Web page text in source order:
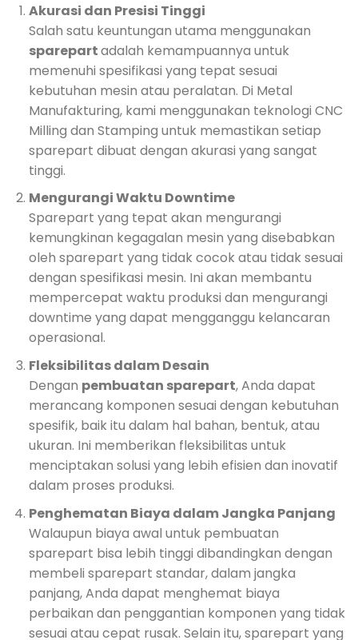
Akurasi dan Presisi Tinggi
Salah satu keuntungan utama menggunakan
sparepartadalah kemampuannya untuk
memenuhi spesifikasi yang tepat sesuai
kebutuhan mesin atau peralatan. Di Metal
Manufakturing, kami menggunakan teknologi CNC
Milling dan Stamping untuk memastikan setiap
sparepart dibuat dengan akurasi yang sangat
tinggi.
Mengurangi Waktu Downtime
Sparepart yang tepat akan mengurangi
kemungkinan kegagalan mesin yang disebabkan
oleh sparepart yang tidak cocok atau tidak sesuai
dengan spesifikasi mesin. Ini akan membantu
mempercepat waktu produksi dan mengurangi
downtime yang dapat mengganggu kelancaran
operasional.
Fleksibilitas dalam Desain
Dengan pembuatan sparepart, Anda dapat
merancang komponen sesuai dengan kebutuhan
spesifik, baik itu dalam hal bahan, bentuk, atau
ukuran. Ini memberikan fleksibilitas untuk
menciptakan solusi yang lebih efisien dan inovatif
dalam proses produksi.
Penghematan Biaya dalam Jangka Panjang
Walaupun biaya awal untuk pembuatan
sparepart bisa lebih tinggi dibandingkan dengan
membeli sparepart standar, dalam jangka
panjang, Anda dapat menghemat biaya
perbaikan dan penggantian komponen yang tidak
sesuai atau cepat rusak. Selain itu, sparepart yang